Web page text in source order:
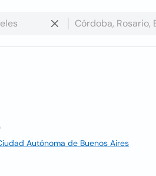
Autónoma de Buenos Aires